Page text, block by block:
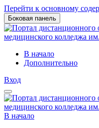
Перейти к основному
Боковая панель
В начало
Дополнительно
Вход
В начало